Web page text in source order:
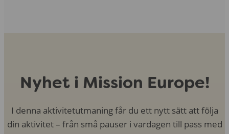
Nyhet i Mission Europe!
I denna aktivitetutmaning får du ett nytt sätt att följa
din aktivitet – från små pauser i vardagen till pass med